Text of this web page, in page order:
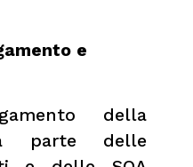
e
della
parte delle